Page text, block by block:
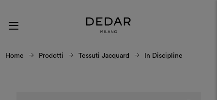
Home Prodotti Tessuti Jacquard In Discipline